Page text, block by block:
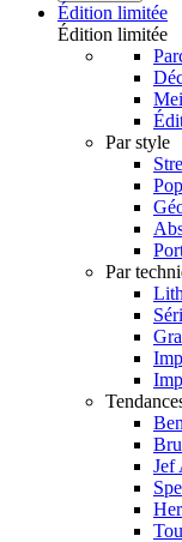
Édition limitée
Édition limitée
Par style
Par
Ben
Jef